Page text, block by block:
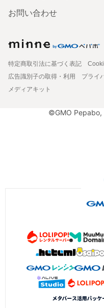
お問い合わせ
特定商取引法に基づく表記
広告識別子の取得・利用
プライ
メディアキット
©GMO Pepabo,